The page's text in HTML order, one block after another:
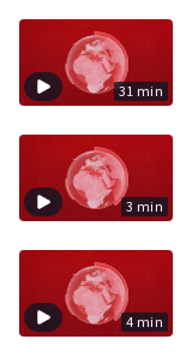
31 min
3 min
4 min